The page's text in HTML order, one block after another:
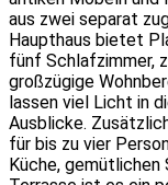
aus zwei separat
Haupthaus bietet
fünf Schlafzimmer,
großzügige
lassen viel Licht in
Ausblicke.
für bis zu vier
Küche,